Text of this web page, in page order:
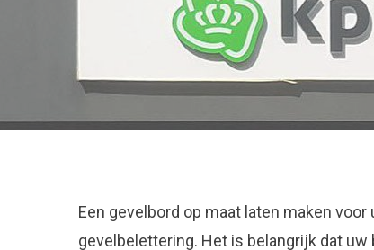
Een gevelbord op maat laten maken voor
gevelbelettering. Het is belangrijk dat